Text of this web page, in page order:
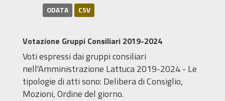
ODATA CSV
Votazione Gruppi Consiliari 2019-2024
Voti espressi dai gruppi consiliari
nell'Amministrazione Lattuca 2019-2024 - Le
tipologie di atti sono: Delibera di Consiglio,
Mozioni, Ordine del giorno.